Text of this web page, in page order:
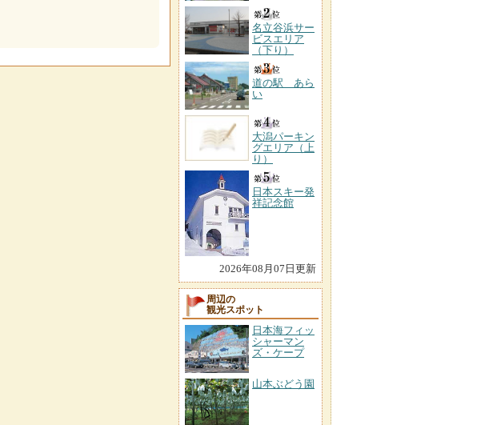
名立谷浜サー
ビスエリア
（下り）
道の駅 あら
い
大潟パーキン
グエリア（上
り）
日本スキー発
祥記念館
2026年08月07日更新
周辺の
観光スポット
日本海フィッ
シャーマン
ズ・ケープ
山本ぶどう園